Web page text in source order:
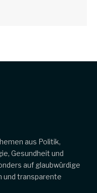
aus Politik,
Gesundheit und
auf glaubwürdige
und transparente